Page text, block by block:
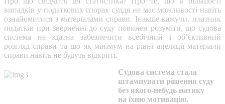
випадків у податкових спорах суддя не має можливості навіть
ознайомитися з матеріалами справи. Інакше кажучи, платник
податків при зверненні до суду повинен розуміти, що судова
система не здатна забезпечити всебічний і об’єктивний
розгляд справи та що як мінімум на рівні апеляції матеріали
справи навіть не будуть відкриті.
Судова система стала
штампувати рішення суду
без якого-небудь натяку
на їхню мотивацію.